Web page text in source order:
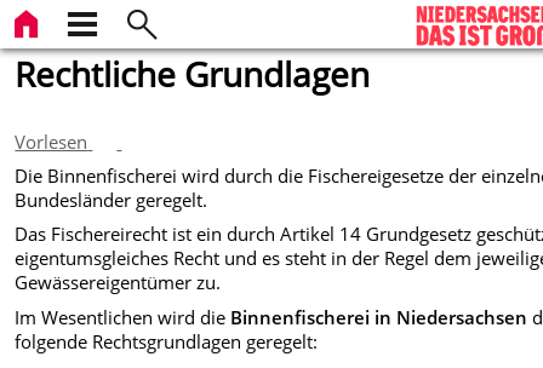
Rechtliche Grundlagen
Vorlesen
Die Binnenfischerei wird durch die Fischereigesetze der
Bundesländer geregelt.
Das Fischereirecht ist ein durch Artikel 14 Grundgesetz
eigentumsgleiches Recht und es steht in der Regel dem
Gewässereigentümer zu.
Im Wesentlichen wird die Binnenfischerei in Niedersachsen
folgende Rechtsgrundlagen geregelt: